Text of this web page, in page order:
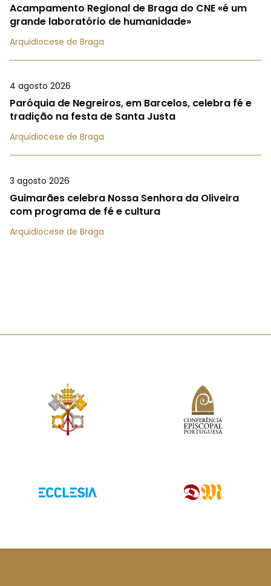
Acampamento Regional de Braga do CNE «é um
grande laboratório de humanidade»
Arquidiocese de Braga
4 agosto 2026
Paróquia de Negreiros, em Barcelos, celebra fé e
tradição na festa de Santa Justa
Arquidiocese de Braga
3 agosto 2026
Guimarães celebra Nossa Senhora da Oliveira
com programa de fé e cultura
Arquidiocese de Braga